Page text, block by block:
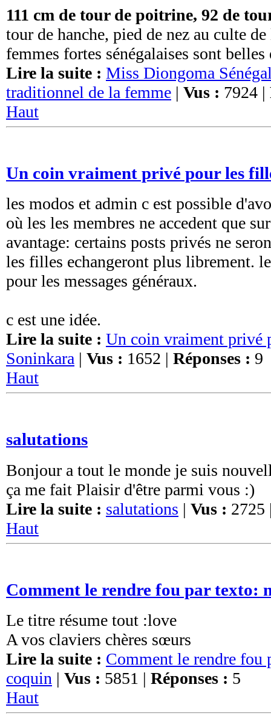
111 cm de tour de poitrine, 92 de
tour de hanche, pied de nez au culte
femmes fortes sénégalaises sont
Lire la suite : Miss Diongoma
traditionnel de la femme | Vus : 7924 |
Haut
Un coin vraiment privé pour les
les modos et admin c est possible
où les les membres ne accedent que
avantage: certains posts privés ne
les filles echangeront plus librement.
pour les messages généraux.
c est une idée.
Lire la suite : Un coin vraiment privé
Soninkara | Vus : 1652 | Réponses : 9
Haut
salutations
Bonjour a tout le monde je suis
ça me fait Plaisir d'être parmi vous :)
Lire la suite : salutations | Vus :
Haut
Comment le rendre fou par texto:
Le titre résume tout :love
A vos claviers chères sœurs
Lire la suite : Comment le rendre fou
coquin | Vus : 5851 | Réponses : 5
Haut